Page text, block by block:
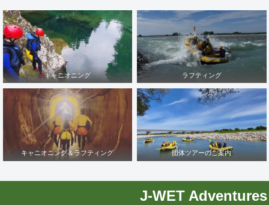
キャニオニング ラフティング
キャニオニング＆ラフティング 団体ツアーのご案内
J-WET Adventures